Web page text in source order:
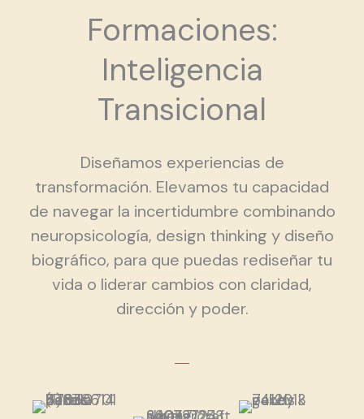
Formaciones:
Inteligencia
Transicional
Diseñamos experiencias de
transformación. Elevamos tu capacidad
de navegar la incertidumbre combinando
neuropsicología, design thinking y diseño
biográfico, para que puedas rediseñar tu
vida o liderar cambios con claridad,
dirección y poder.